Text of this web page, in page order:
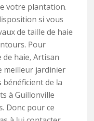
votre plantation.
si vous
de taille de haie
Pour
haie, Artisan
meilleur jardinier
bénéficient de la
à Guillonville
Donc pour ce